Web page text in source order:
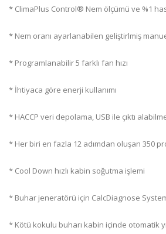
* ClimaPlus Control® Nem ölçümü ve %1
* Nem oranı ayarlanabilen geliştirlmiş
* Programlanabilir 5 farklı fan hızı
* İhtiyaca göre enerji kullanımı
* HACCP veri depolama, USB ile çıktı
* Her biri en fazla 12 adımdan oluşan 350
* Cool Down hızlı kabin soğutma işlemi
* Buhar jeneratörü için CalcDiagnose
* Kötü kokulu buharı kabin içinde otomatik